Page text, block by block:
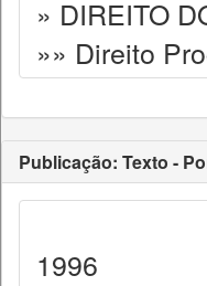
» DIREITO
»» Direito
Publicação: Texto -
1996